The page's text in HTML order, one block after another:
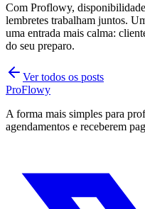
Com Proflowy,
lembretes trabalham juntos.
uma entrada mais calma:
do seu preparo.
Ver todos os posts
ProFlowy
A forma mais simples para
agendamentos e receberem